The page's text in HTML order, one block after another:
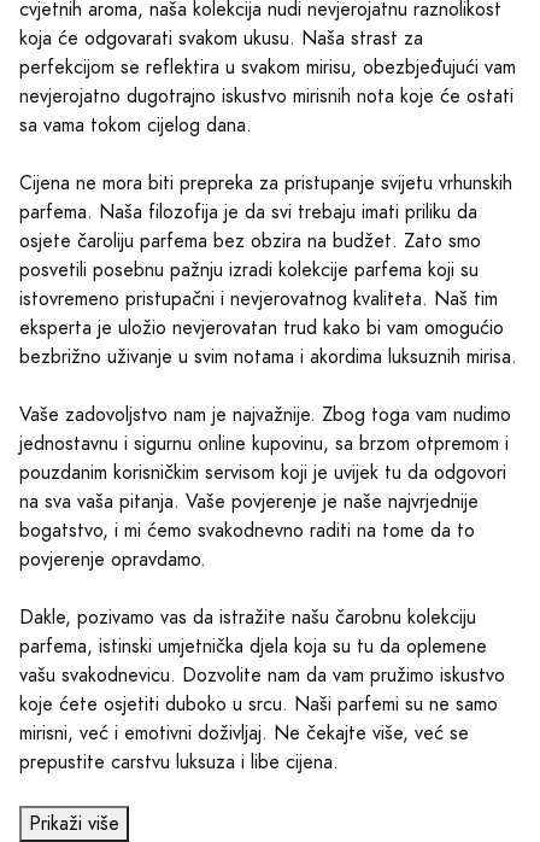
cvjetnih aroma, naša kolekcija nudi nevjerojatnu raznolikost
koja će odgovarati svakom ukusu. Naša strast za
perfekcijom se reflektira u svakom mirisu, obezbjeđujući vam
nevjerojatno dugotrajno iskustvo mirisnih nota koje će ostati
sa vama tokom cijelog dana.
Cijena ne mora biti prepreka za pristupanje svijetu vrhunskih
parfema. Naša filozofija je da svi trebaju imati priliku da
osjete čaroliju parfema bez obzira na budžet. Zato smo
posvetili posebnu pažnju izradi kolekcije parfema koji su
istovremeno pristupačni i nevjerovatnog kvaliteta. Naš tim
eksperta je uložio nevjerovatan trud kako bi vam omogućio
bezbrižno uživanje u svim notama i akordima luksuznih mirisa.
Vaše zadovoljstvo nam je najvažnije. Zbog toga vam nudimo
jednostavnu i sigurnu online kupovinu, sa brzom otpremom i
pouzdanim korisničkim servisom koji je uvijek tu da odgovori
na sva vaša pitanja. Vaše povjerenje je naše najvrjednije
bogatstvo, i mi ćemo svakodnevno raditi na tome da to
povjerenje opravdamo.
Dakle, pozivamo vas da istražite našu čarobnu kolekciju
parfema, istinski umjetnička djela koja su tu da oplemene
vašu svakodnevicu. Dozvolite nam da vam pružimo iskustvo
koje ćete osjetiti duboko u srcu. Naši parfemi su ne samo
mirisni, već i emotivni doživljaj. Ne čekajte više, već se
prepustite carstvu luksuza i libe cijena.
Prikaži više